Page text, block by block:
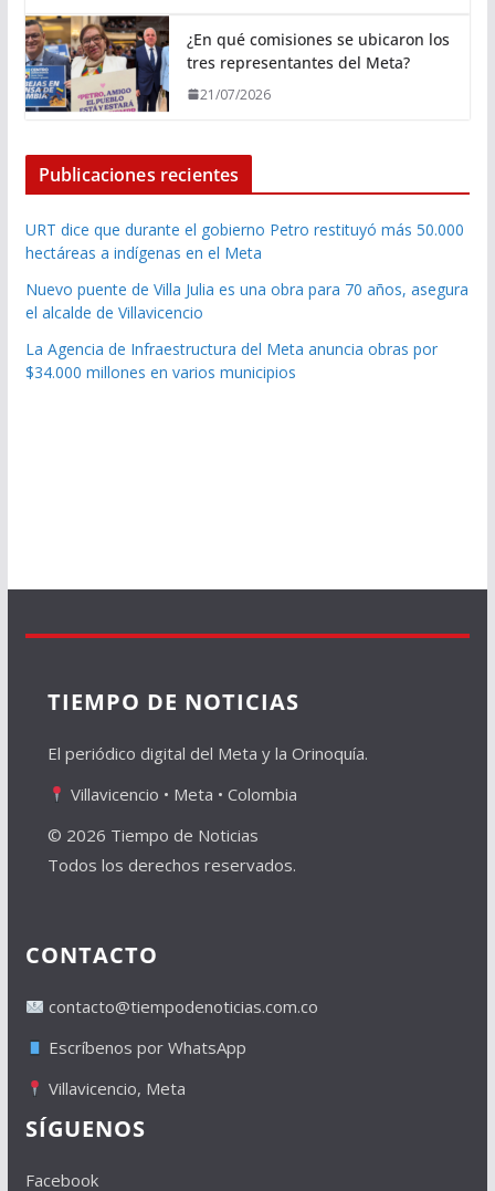
¿En qué comisiones se ubicaron los
tres representantes del Meta?
21/07/2026
Publicaciones recientes
URT dice que durante el gobierno Petro restituyó más 50.000
hectáreas a indígenas en el Meta
Nuevo puente de Villa Julia es una obra para 70 años, asegura
el alcalde de Villavicencio
La Agencia de Infraestructura del Meta anuncia obras por
$34.000 millones en varios municipios
TIEMPO DE NOTICIAS
El periódico digital del Meta y la Orinoquía.
Villavicencio • Meta • Colombia
© 2026 Tiempo de Noticias
Todos los derechos reservados.
CONTACTO
contacto@tiempodenoticias.com.co
Escríbenos por WhatsApp
Villavicencio, Meta
SÍGUENOS
Facebook